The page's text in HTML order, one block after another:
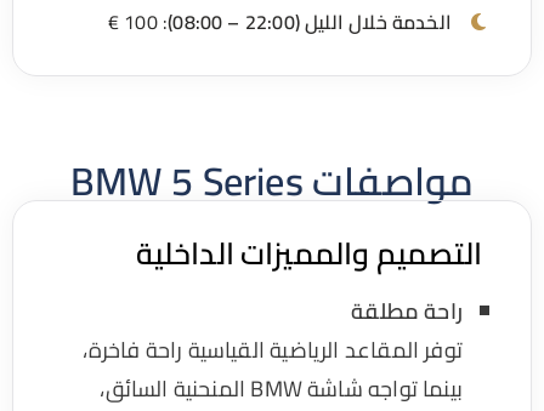
الخدمة خلال الليل (22:00 – 08:00)
: 100 €
مواصفات BMW 5 Series
والمميزات الداخلية
راحة مطلقة
توفر المقاعد الرياضية القياسية راحة فاخرة،
بينما تواجه شاشة BMW المنحنية السائق،